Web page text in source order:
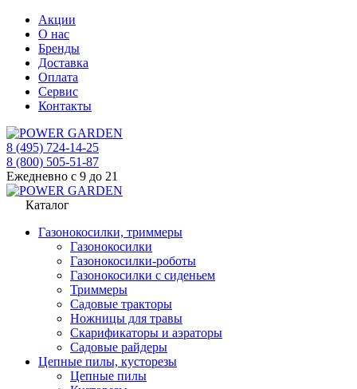
Акции
О нас
Бренды
Доставка
Оплата
Сервис
Контакты
8 (495) 724-14-25
8 (800) 505-51-87
Ежедневно с 9 до 21
Каталог
Газонокосилки, триммеры
Газонокосилки
Газонокосилки-роботы
Газонокосилки с сиденьем
Триммеры
Садовые тракторы
Ножницы для травы
Скарификаторы и аэраторы
Садовые райдеры
Цепные пилы, кусторезы
Цепные пилы